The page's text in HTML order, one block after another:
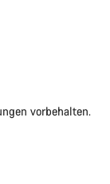
vorbehalten.